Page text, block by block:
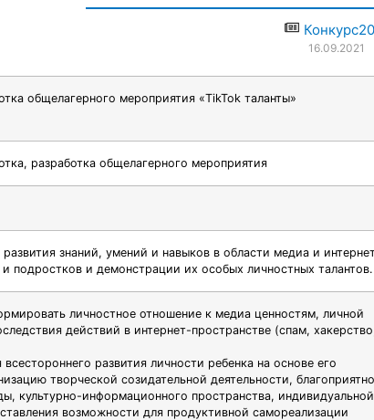
16.09.2021
общелагерного мероприятия «TikTok таланты»
разработка общелагерного мероприятия
знаний, умений и навыков в области медиа и
и подростков и демонстрации их особых личностных талантов.
личностное отношение к медиа ценностям, личной
действий в интернет-пространстве (спам,
всестороннего развития личности ребенка на основе его
творческой созидательной деятельности,
культурно-информационного пространства, индивидуальной
возможности для продуктивной самореализации